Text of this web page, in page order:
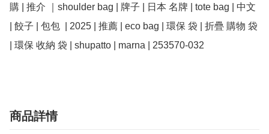
購 | 推介 ｜shoulder bag | 牌子 | 日本 名牌 | tote bag | 中文
| 餃子 | 包包  | 2025 | 推薦 | eco bag | 環保 袋 | 折疊 購物 袋
商品詳情